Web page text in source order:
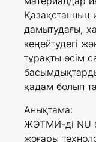
Қазақстанның
дамытудағы,
кеңейтудегі
тұрақты өсім
қадам болып
Анықтама:
ЖЭТМИ-ді NU
жоғары